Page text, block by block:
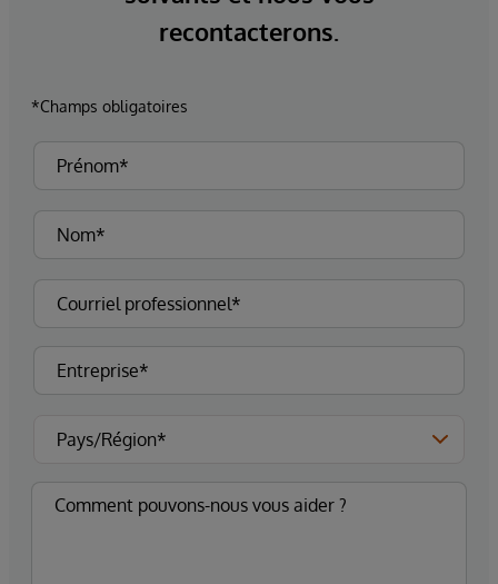
recontacterons.
*Champs obligatoires